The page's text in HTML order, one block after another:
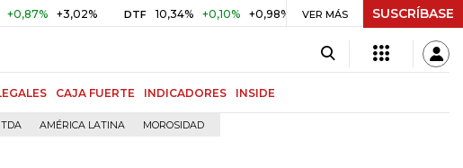
+3,02% DTF 10,34% +0,10% +0,98% UVR $ 416,91 +$ 0,05 +0,01%
VER MÁS SUSCRÍBASE
CAJA FUERTE INDICADORES INSIDE
AMÉRICA LATINA MOROSIDAD